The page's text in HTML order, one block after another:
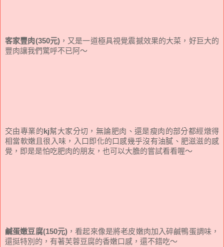
客家豐肉(350元)，又是一道極具視覺震撼效果的大菜，好巨大的
豐肉讓我們驚呼不已阿～
交由專業的kj幫大家分切，無論肥肉、還是瘦肉的部分都經燉得
相當軟嫩且很入味，入口即化的口感幾乎沒有油膩、肥滋滋的感
覺，即是是怕吃肥肉的朋友，也可以大膽的嘗試看看喔～
鹹蛋嫩豆腐(150元) ，看起來像是將老皮嫩肉加入碎鹹鴨蛋調味，
還挺特別的，有著芙蓉豆腐的香嫩口感，還不錯吃～